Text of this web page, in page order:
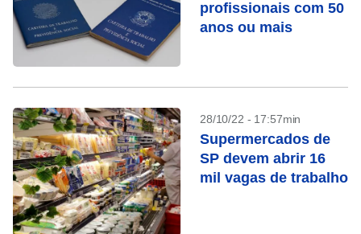
profissionais com 50
anos ou mais
28/10/22 - 17:57min
Supermercados de
SP devem abrir 16
mil vagas de trabalho